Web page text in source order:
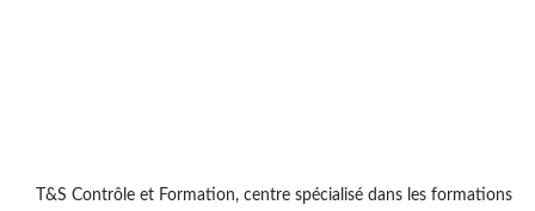
T&S Contrôle et Formation, centre spécialisé dans les formations